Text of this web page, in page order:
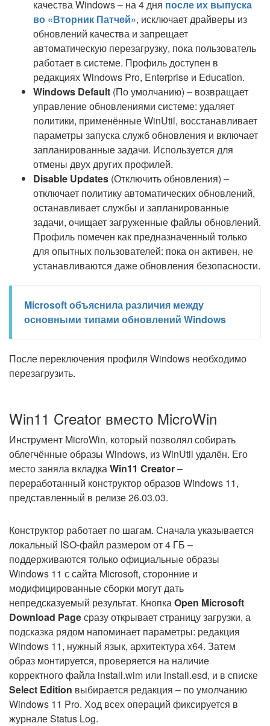
качества Windows – на 4 дня после их выпуска
во «Вторник Патчей», исключает драйверы из
обновлений качества и запрещает
автоматическую перезагрузку, пока пользователь
работает в системе. Профиль доступен в
редакциях Windows Pro, Enterprise и Education.
Windows Default (По умолчанию) – возвращает
управление обновлениями системе: удаляет
политики, применённые WinUtil, восстанавливает
параметры запуска служб обновления и включает
запланированные задачи. Используется для
отмены двух других профилей.
Disable Updates (Отключить обновления) –
отключает политику автоматических обновлений,
останавливает службы и запланированные
задачи, очищает загруженные файлы обновлений.
Профиль помечен как предназначенный только
для опытных пользователей: пока он активен, не
устанавливаются даже обновления безопасности.
Microsoft объяснила различия между
основными типами обновлений Windows
После переключения профиля Windows необходимо
перезагрузить.
Win11 Creator вместо MicroWin
Инструмент MicroWin, который позволял собирать
облегчённые образы Windows, из WinUtil удалён. Его
место заняла вкладкаWin11 Creator–
переработанный конструктор образов Windows 11,
представленный в релизе 26.03.03.
Конструктор работает по шагам. Сначала указывается
локальный ISO-файл размером от 4 ГБ –
поддерживаются только официальные образы
Windows 11 с сайта Microsoft, сторонние и
модифицированные сборки могут дать
непредсказуемый результат. КнопкаOpen Microsoft
Download Pageсразу открывает страницу загрузки, а
подсказка рядом напоминает параметры: редакция
Windows 11, нужный язык, архитектура x64. Затем
образ монтируется, проверяется на наличие
корректного файла install.wim или install.esd, и в списке
Select Edition выбирается редакция – по умолчанию
Windows 11 Pro. Ход всех операций фиксируется в
журнале Status Log.